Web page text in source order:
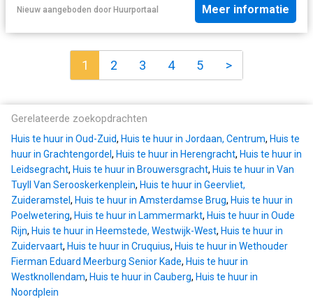
Nieuw aangeboden door Huurportaal Meer informatie
1 2 3 4 5 >
Gerelateerde zoekopdrachten
Huis te huur in Oud-Zuid, Huis te huur in Jordaan, Centrum, Huis te
huur in Grachtengordel , Huis te huur in Herengracht, Huis te huur in
Leidsegracht, Huis te huur in Brouwersgracht, Huis te huur in Van
Tuyll Van Serooskerkenplein, Huis te huur in Geervliet,
Zuideramstel , Huis te huur in Amsterdamse Brug, Huis te huur in
Poelwetering, Huis te huur in Lammermarkt, Huis te huur in Oude
Rijn, Huis te huur in Heemstede, Westwijk-West, Huis te huur in
Zuidervaart, Huis te huur in Cruquius, Huis te huur in Wethouder
Fierman Eduard Meerburg Senior Kade, Huis te huur in
Westknollendam, Huis te huur in Cauberg, Huis te huur in
Noordplein